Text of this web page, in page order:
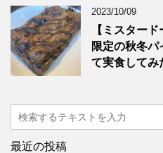
2023/10/09
【ミスター
限定の秋冬
て実食してみ
最近の投稿